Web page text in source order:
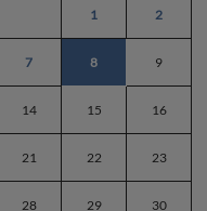
1 2
7 8 9
14 15 16
21 22 23
28 29 30